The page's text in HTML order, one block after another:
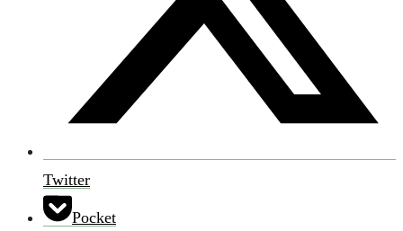
Twitter
Pocket